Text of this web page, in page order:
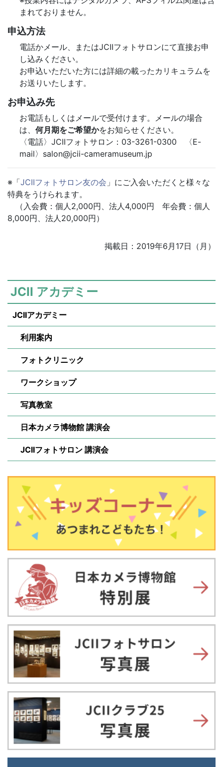
まれておりません。
申込方法
電話かメール、またはJCIIフォトサロンにて直接お申
し込みください。
お申込いただいた方には詳細の載ったカリキュラムを
お送りいたします。
お申込み先
お電話もしくはメールで受付けます。メールの場合
は、 何月期をご希望かをお知らせください。
〈電話〉JCIIフォトサロン：03-3261-0300 〈E-
mail〉salon@jcii-cameramuseum.jp
※「JCIIフォトサロン友の会 」にご入会いただくと様々な
特典をうけられます。
（入会費：個人2,000円、法人4,000円 年会費：個人
8,000円、法人20,000円）
掲載日：2019年6月17日（月）
JCII アカデミー
JCIIアカデミー
利用案内
フォトクリニック
ワークショップ
写真教室
日本カメラ博物館 講演会
JCIIフォトサロン 講演会